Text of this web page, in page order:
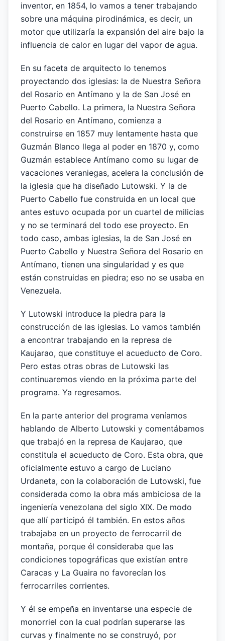
inventor, en 1854, lo vamos a tener trabajando
sobre una máquina pirodinámica, es decir, un
motor que utilizaría la expansión del aire bajo la
influencia de calor en lugar del vapor de agua.
En su faceta de arquitecto lo tenemos
proyectando dos iglesias: la de Nuestra Señora
del Rosario en Antímano y la de San José en
Puerto Cabello. La primera, la Nuestra Señora
del Rosario en Antímano, comienza a
construirse en 1857 muy lentamente hasta que
Guzmán Blanco llega al poder en 1870 y, como
Guzmán establece Antímano como su lugar de
vacaciones veraniegas, acelera la conclusión de
la iglesia que ha diseñado Lutowski. Y la de
Puerto Cabello fue construida en un local que
antes estuvo ocupada por un cuartel de milicias
y no se terminará del todo ese proyecto. En
todo caso, ambas iglesias, la de San José en
Puerto Cabello y Nuestra Señora del Rosario en
Antímano, tienen una singularidad y es que
están construidas en piedra; eso no se usaba en
Venezuela.
Y Lutowski introduce la piedra para la
construcción de las iglesias. Lo vamos también
a encontrar trabajando en la represa de
Kaujarao, que constituye el acueducto de Coro.
Pero estas otras obras de Lutowski las
continuaremos viendo en la próxima parte del
programa. Ya regresamos.
En la parte anterior del programa veníamos
hablando de Alberto Lutowski y comentábamos
que trabajó en la represa de Kaujarao, que
constituía el acueducto de Coro. Esta obra, que
oficialmente estuvo a cargo de Luciano
Urdaneta, con la colaboración de Lutowski, fue
considerada como la obra más ambiciosa de la
ingeniería venezolana del siglo XIX. De modo
que allí participó él también. En estos años
trabajaba en un proyecto de ferrocarril de
montaña, porque él consideraba que las
condiciones topográficas que existían entre
Caracas y La Guaira no favorecían los
ferrocarriles corrientes.
Y él se empeña en inventarse una especie de
monorriel con la cual podrían superarse las
curvas y finalmente no se construyó, por